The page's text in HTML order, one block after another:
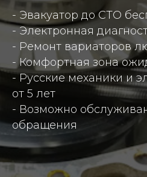
- Эвакуатор до СТО
- Электронная
- Ремонт вариаторов
- Комфортная зона
- Русские механики и
от 5 лет
- Возможно
обращения